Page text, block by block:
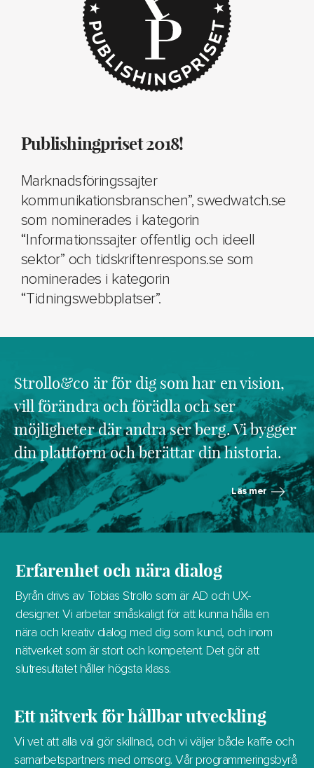
Publishingpriset 2018!
Marknadsföringssajter
kommunikationsbranschen”, swedwatch.se
som nominerades i kategorin
“Informationssajter offentlig och ideell
sektor” och tidskriftenrespons.se som
nominerades i kategorin
“Tidningswebbplatser”.
Strollo&co är för dig som har en vision,
vill förändra och förädla och ser
möjligheter där andra ser berg. Vi bygger
din plattform och berättar din historia.
Läs mer
Erfarenhet och nära dialog
Byrån drivs av Tobias Strollo som är AD och UX-
designer. Vi arbetar småskaligt för att kunna hålla en
nära och kreativ dialog med dig som kund, och inom
nätverket som är stort och kompetent. Det gör att
slutresultatet håller högsta klass.
Ett nätverk för hållbar utveckling
Vi vet att alla val gör skillnad, och vi väljer både kaffe och
samarbetspartners med omsorg. Vår programmeringsbyrå